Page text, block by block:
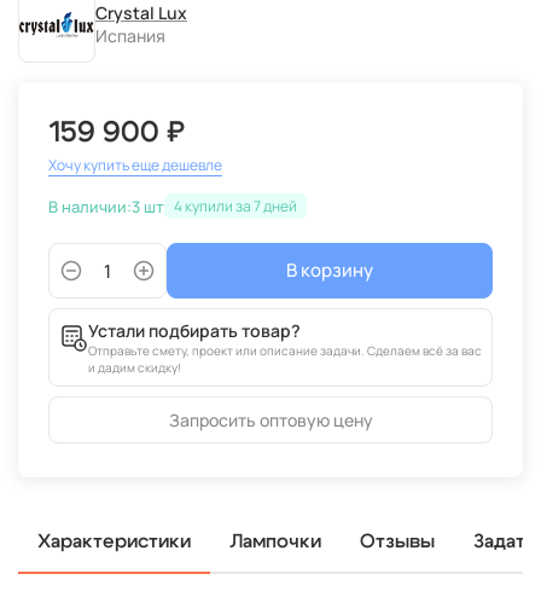
Crystal Lux
Испания
159 900 ₽
Хочу купить еще дешевле
В наличии:3 шт 4
В корзину
Устали подбирать товар?
Отправьте смету, проект или описание задачи. Сделаем всё за вас
и дадим скидку!
Запросить оптовую цену
Характеристики Лампочки Отзывы